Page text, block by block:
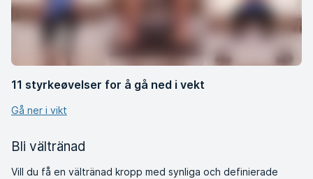
11 styrkeøvelser for å gå ned i vekt
Gå ner i vikt
Bli vältränad
Vill du få en vältränad kropp med synliga och definierade